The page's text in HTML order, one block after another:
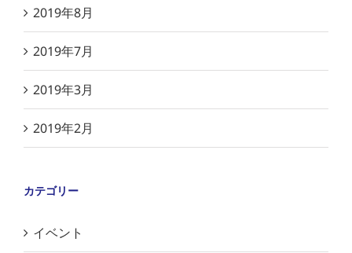
2019年8月
2019年7月
2019年3月
2019年2月
カテゴリー
イベント